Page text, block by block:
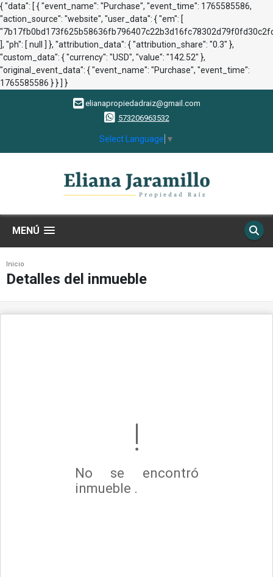
{ "data": [ { "event_name": "Purchase", "event_time": 1765585586,
"action_source": "website", "user_data": { "em": [
], "ph": [ null ] }, "attribution_data": { "attribution_share": "0.3" },
"custom_data": { "currency": "USD", "value": "142.52" },
"original_event_data": { "event_name": "Purchase", "event_time":
1765585586 } } ] }
elianapropiedadraiz@gmail.com
573206963532
Select Language ▼
MENÚ
Inicio
Detalles del inmueble
No se encontró
inmueble .